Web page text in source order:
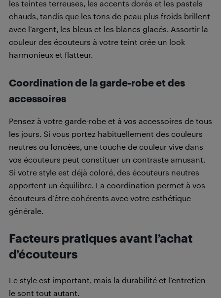
les teintes terreuses, les accents dorés et les pastels
chauds, tandis que les tons de peau plus froids brillent
avec l’argent, les bleus et les blancs glacés. Assortir la
couleur des écouteurs à votre teint crée un look
harmonieux et flatteur.
Coordination de la garde-robe et des
accessoires
Pensez à votre garde-robe et à vos accessoires de tous
les jours. Si vous portez habituellement des couleurs
neutres ou foncées, une touche de couleur vive dans
vos écouteurs peut constituer un contraste amusant.
Si votre style est déjà coloré, des écouteurs neutres
apportent un équilibre. La coordination permet à vos
écouteurs d’être cohérents avec votre esthétique
générale.
Facteurs pratiques avant l’achat
d’écouteurs
Le style est important, mais la durabilité et l’entretien
le sont tout autant.